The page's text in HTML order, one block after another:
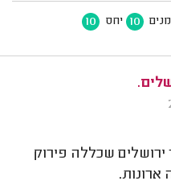
10 יחס 10
שכללה פירוק